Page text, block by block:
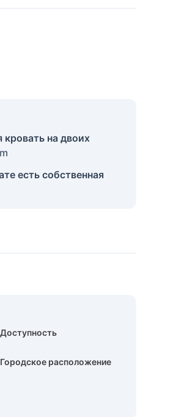
кровать на двоих
есть собственная
Доступность
Городское расположение